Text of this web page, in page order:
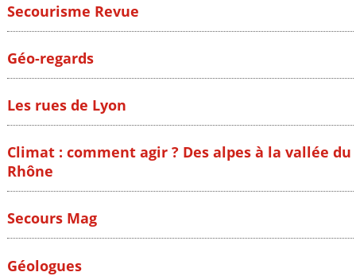
Secourisme Revue
Géo-regards
Les rues de Lyon
Climat : comment agir ? Des alpes à la vallée du
Rhône
Secours Mag
Géologues